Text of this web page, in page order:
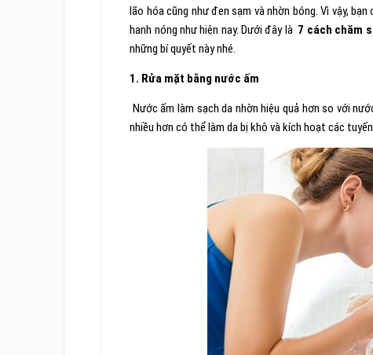
lão hóa cũng như đen sạm và nhờn bóng. Vì vậy,
hanh nóng như hiện nay. Dưới đây là 7 cách chăm
những bí quyết này nhé.
1. Rửa mặt bằng nước ấm
Nước ấm làm sạch da nhờn hiệu quả hơn so với
nhiều hơn có thể làm da bị khô và kích hoạt các